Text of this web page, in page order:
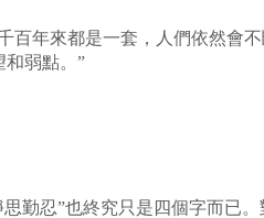
年來都是一套，人們依然會
和弱點。”
忍”也終究只是四個字而已。